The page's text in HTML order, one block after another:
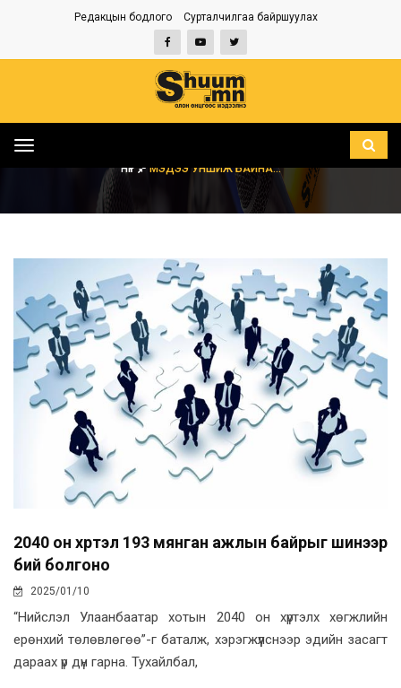
Редакцын бодлого Сурталчилгаа байршуулах
Toggle
НҮҮР МЭДЭЭ УНШИЖ БАЙНА...
2040 он хүртэл 193 мянган ажлын байрыг шинээр
бий болгоно
2025/01/10
“Нийслэл Улаанбаатар хотын 2040 он хүртэлх хөгжлийн
ерөнхий төлөвлөгөө”-г баталж, хэрэгжүүлснээр эдийн засагт
дараах үр дүн гарна. Тухайлбал,